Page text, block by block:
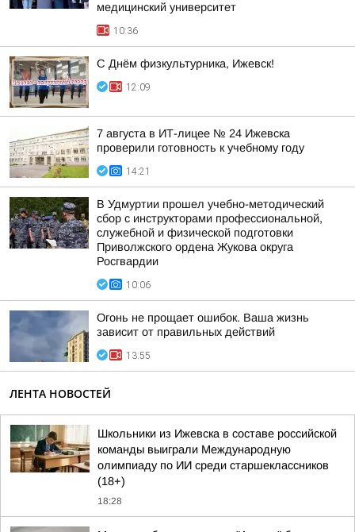
медицинский университет
10:36
С Днём физкультурника, Ижевск!
12:09
7 августа в ИТ-лицее № 24 Ижевска
проверили готовность к учебному году
14:21
В Удмуртии прошел учебно-методический
сбор с инструкторами профессиональной,
служебной и физической подготовки
Приволжского ордена Жукова округа
Росгвардии
10:06
Огонь не прощает ошибок. Ваша жизнь
зависит от правильных действий
13:55
ЛЕНТА НОВОСТЕЙ
Школьники из Ижевска в составе российской
команды выиграли Международную
олимпиаду по ИИ среди старшеклассников
(18+)
18:28